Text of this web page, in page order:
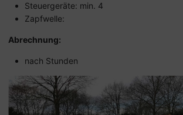
Steuergeräte: min. 4
Zapfwelle:
Abrechnung:
nach Stunden